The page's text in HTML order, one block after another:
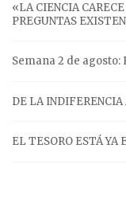
«LA CIENCIA
PREGUNTAS
Semana 2 de
DE LA
EL TESORO ESTÁ YA